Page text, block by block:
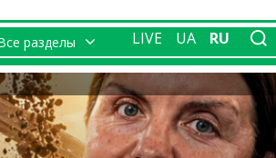
разделы LIVE UA RU